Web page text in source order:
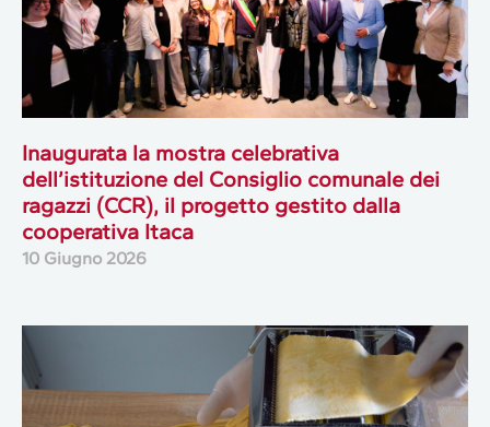
Inaugurata la mostra celebrativa
dell’istituzione del Consiglio comunale dei
ragazzi (CCR), il progetto gestito dalla
cooperativa Itaca
10 Giugno 2026